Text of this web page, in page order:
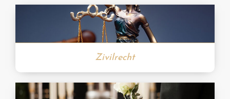
Zivilrecht